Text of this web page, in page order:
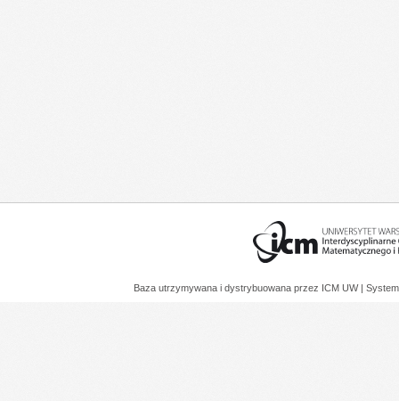
Baza utrzymywana i dystrybuowana przez ICM UW |